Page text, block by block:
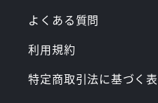
よくある質問
利用規約
特定商取引法に基づく